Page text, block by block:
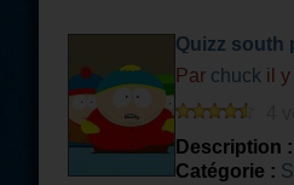
Quizz south
Par chuck il y
Description :
Catégorie :